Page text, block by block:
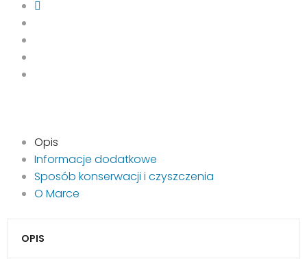
Opis
Informacje dodatkowe
Sposób konserwacji i czyszczenia
O Marce
OPIS